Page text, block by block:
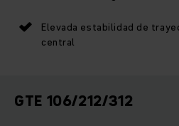
Elevada estabilidad de
central
GTE 106/212/312